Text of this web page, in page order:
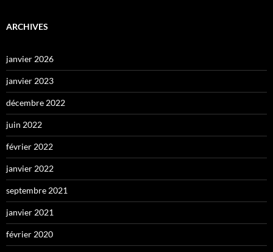
ARCHIVES
janvier 2026
janvier 2023
décembre 2022
juin 2022
février 2022
janvier 2022
septembre 2021
janvier 2021
février 2020